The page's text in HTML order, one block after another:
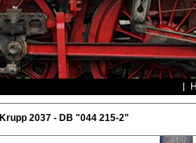
Krupp 2037 - DB "044 215-2"